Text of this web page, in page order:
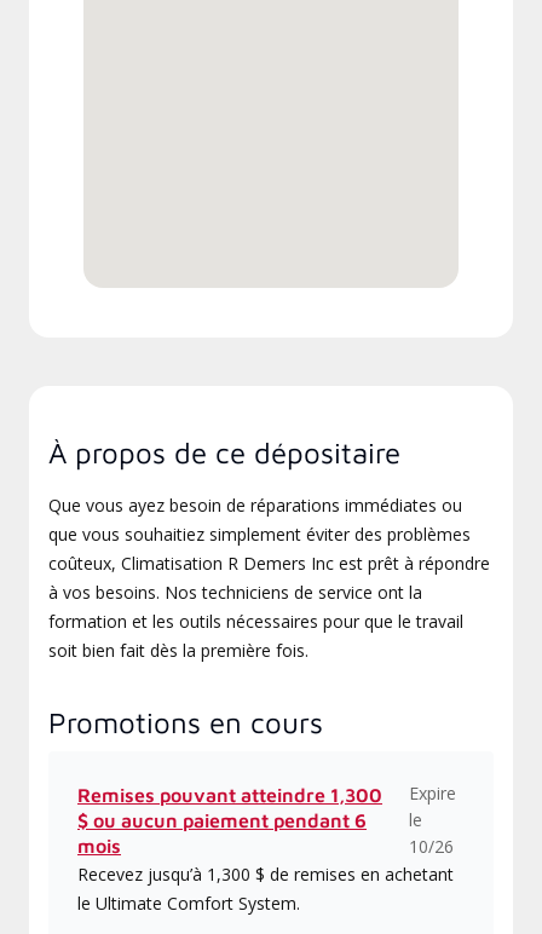
À propos de ce dépositaire
Que vous ayez besoin de réparations immédiates ou
que vous souhaitiez simplement éviter des problèmes
coûteux, Climatisation R Demers Inc est prêt à répondre
à vos besoins. Nos techniciens de service ont la
formation et les outils nécessaires pour que le travail
soit bien fait dès la première fois.
Promotions en cours
Remises pouvant atteindre 1,300
$ ou aucun paiement pendant 6
mois
Expire
le
10/26
Recevez jusqu’à 1,300 $ de remises en achetant
le Ultimate Comfort System.